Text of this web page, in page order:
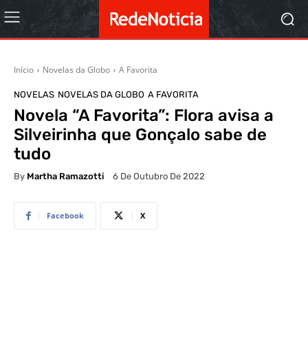
Início Novelas da Globo A Favorita
NOVELAS NOVELAS DA GLOBO A FAVORITA
Novela “A Favorita”: Flora avisa a
Silveirinha que Gonçalo sabe de
tudo
By Martha Ramazotti 6 De Outubro De 2022
Facebook X